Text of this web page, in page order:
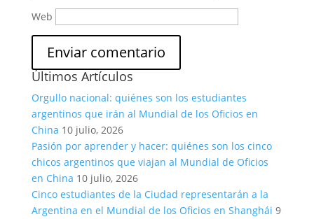
Web
Últimos Artículos
Orgullo nacional: quiénes son los estudiantes
argentinos que irán al Mundial de los Oficios en
China 10 julio, 2026
Pasión por aprender y hacer: quiénes son los cinco
chicos argentinos que viajan al Mundial de Oficios
en China 10 julio, 2026
Cinco estudiantes de la Ciudad representarán a la
Argentina en el Mundial de los Oficios en Shanghái 9